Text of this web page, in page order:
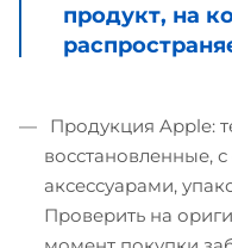
продукт, на
Продукция Apple:
восстановленные,
аксессуарами,
Проверить на